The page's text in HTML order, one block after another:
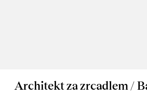
Architekt za zrcadlem /